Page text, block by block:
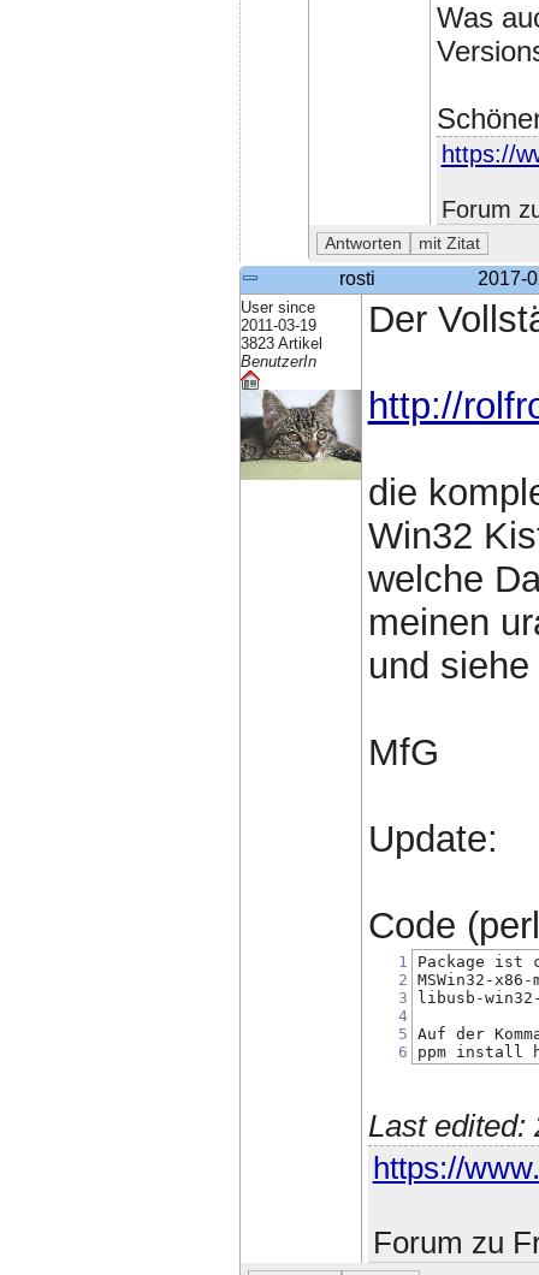
Was
https://
Forum
rosti 2017-
User since
2011-03-19
3823 Artikel
BenutzerIn
Der
http://
die
Win32
welche
meinen
und
MfG
Update:
Code
1
2
3
4
5
6
Package
MSWin32 -x86 -
libusb -win32
Auf der
ppm install
Last edited:
https://
Forum zu